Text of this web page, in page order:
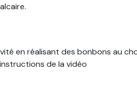
en réalisant des bonbons au
de la vidéo